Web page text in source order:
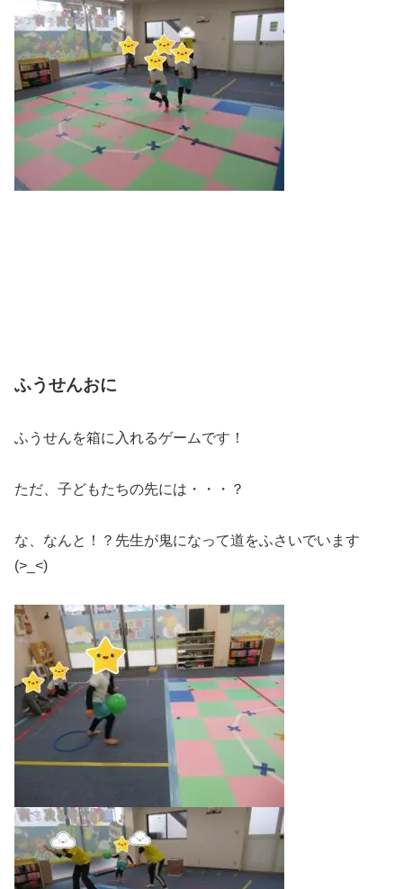
ふうせんおに
ふうせんを箱に入れるゲームです！
ただ、子どもたちの先には・・・？
な、なんと！？先生が鬼になって道をふさいでいます
(>_<)